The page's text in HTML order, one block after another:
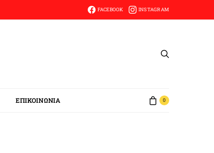
FACEBOOK INSTAGRAM
ΕΠΙΚΟΙΝΩΝΙΑ 0